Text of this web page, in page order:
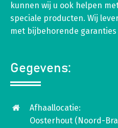
kunnen wij u ook helpen
speciale producten. Wij
met bijbehorende garanties
Gegevens:
Afhaallocatie:
Oosterhout (Noord-